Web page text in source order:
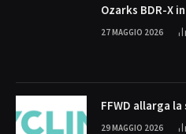
Ozarks BDR-X
27 MAGGIO 2026
FFWD allarga
29 MAGGIO 2026